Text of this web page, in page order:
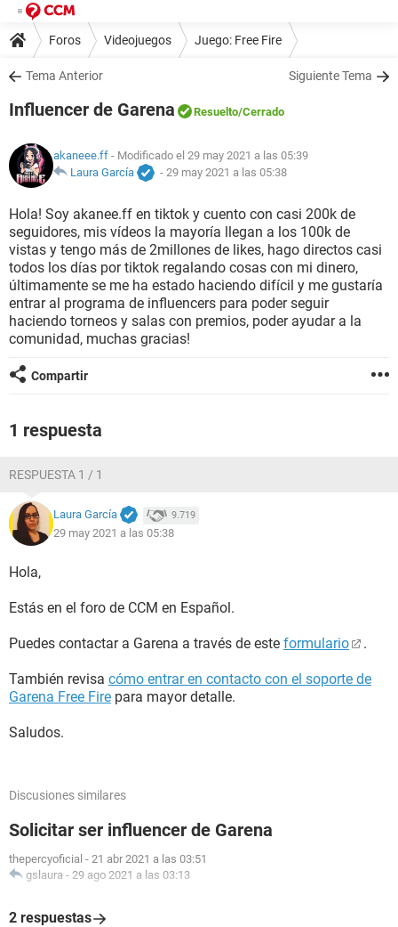
Foros Videojuegos Juego: Free Fire
Tema Anterior Siguiente Tema
Influencer de Garena Resuelto/Cerrado
akaneee.ff - Modificado el 29 may 2021 a las 05:39
Laura García
- 29 may 2021 a las 05:38
Hola! Soy akanee.ff en tiktok y cuento con casi 200k de
seguidores, mis vídeos la mayoría llegan a los 100k de
vistas y tengo más de 2millones de likes, hago directos casi
todos los días por tiktok regalando cosas con mi dinero,
últimamente se me ha estado haciendo difícil y me gustaría
entrar al programa de influencers para poder seguir
haciendo torneos y salas con premios, poder ayudar a la
comunidad, muchas gracias!
Compartir
1 respuesta
RESPUESTA 1 / 1
Laura García 9.719
29 may 2021 a las 05:38
Hola,
Estás en el foro de CCM en Español.
Puedes contactar a Garena a través de este formulario .
También revisa cómo entrar en contacto con el soporte de
Garena Free Fire para mayor detalle.
Saludos.
Discusiones similares
Solicitar ser influencer de Garena
thepercyoficial - 21 abr 2021 a las 03:51
gslaura - 29 ago 2021 a las 03:13
2 respuestas